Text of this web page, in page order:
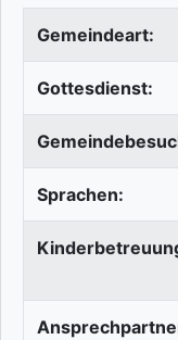
Gemeindeart:
Gottesdienst:
Sprachen: